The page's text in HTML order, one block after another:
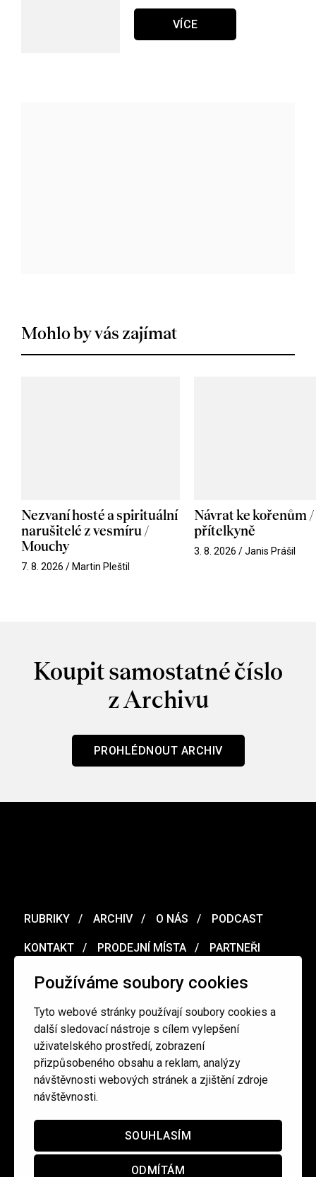
Používáme soubory cookies
Tyto webové stránky používají soubory cookies a
další sledovací nástroje s cílem vylepšení
uživatelského prostředí, zobrazení
přizpůsobeného obsahu a reklam, analýzy
návštěvnosti webových stránek a zjištění zdroje
návštěvnosti.
SOUHLASÍM
ODMÍTÁM
VÍCE
Mohlo by vás zajímat
Nezvaní hosté a spirituální
narušitelé z vesmíru /
Mouchy
7. 8. 2026 / Martin Pleštil
Návrat ke kořenům
přítelkyně
3. 8. 2026 / Janis Prášil
Koupit samostatné číslo
z Archivu
PROHLÉDNOUT ARCHIV
RUBRIKY ARCHIV O NÁS PODCAST
KONTAKT PRODEJNÍ MÍSTA PARTNEŘI
MERCH VOUCHER
Ochrana osobních údajů / Obchodní podmínky
redakce@cinepur.cz